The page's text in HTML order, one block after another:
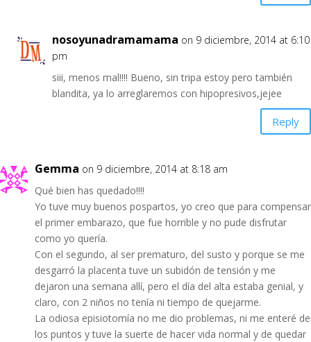
nosoyunadramamama on 9 diciembre, 2014 at 6:10
pm
siii, menos mal!!!! Bueno, sin tripa estoy pero también
blandita, ya lo arreglaremos con hipopresivos,jejee
Reply
Gemma on 9 diciembre, 2014 at 8:18 am
Qué bien has quedado!!!!
Yo tuve muy buenos pospartos, yo creo que para compensar
el primer embarazo, que fue horrible y no pude disfrutar
como yo quería.
Con el segundo, al ser prematuro, del susto y porque se me
desgarró la placenta tuve un subidón de tensión y me
dejaron una semana allí, pero el día del alta estaba genial, y
claro, con 2 niños no tenía ni tiempo de quejarme.
La odiosa episiotomía no me dio problemas, ni me enteré de
los puntos y tuve la suerte de hacer vida normal y de quedar